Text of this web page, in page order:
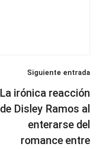
Siguiente entrada
La irónica reacción
de Disley Ramos al
enterarse del
romance entre